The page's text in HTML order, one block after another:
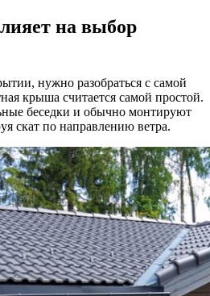
на выбор
нужно разобраться с самой
крыша считается самой простой.
беседки и обычно монтируют
скат по направлению ветра.